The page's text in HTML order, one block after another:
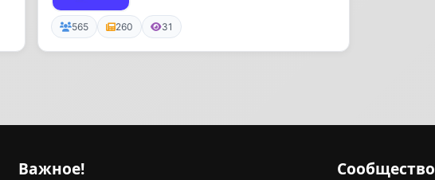
565 260 31
Важное! Сообщество